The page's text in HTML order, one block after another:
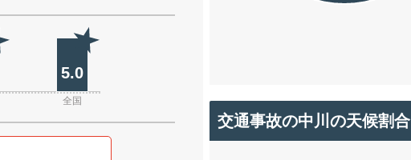
5.0
全国
交通事故の中川の天候割合